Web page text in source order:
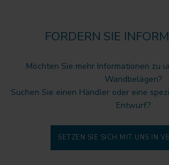
FORDERN SIE
Möchten Sie mehr Informationen zu
Wandbelägen?
Suchen Sie einen Händler oder eine
Entwurf?
SETZEN SIE SICH MIT UNS IN